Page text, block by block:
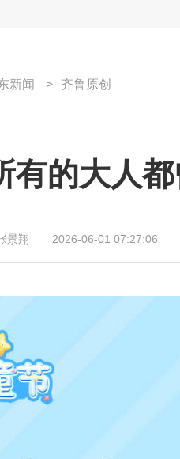
新闻 > 齐鲁原创
有的大人
景翔 2026-06-01 07:27:06